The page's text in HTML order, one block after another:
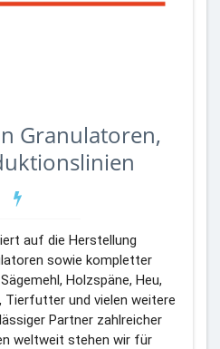
Granulatoren,
auf die Herstellung
sowie kompletter
Holzspäne, Heu,
Tierfutter und vielen weitere
Partner zahlreicher
weltweit stehen wir für